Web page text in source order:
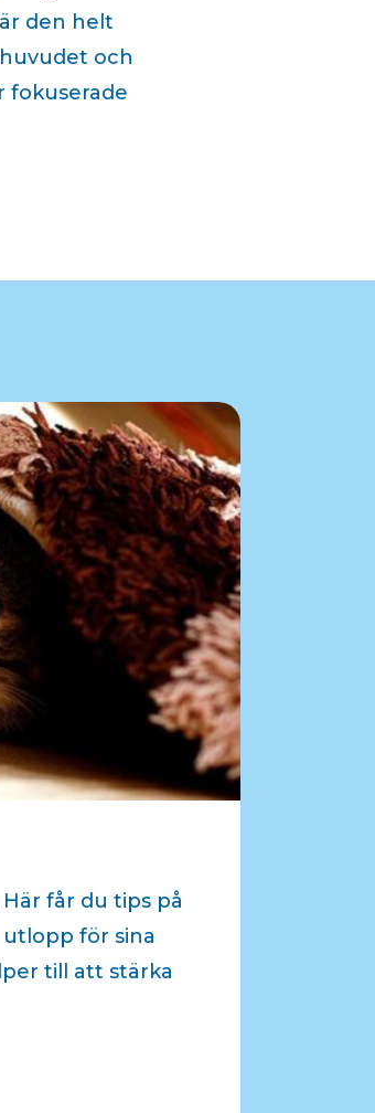
den helt
och
fokuserade
får du tips på
för sina
till att stärka